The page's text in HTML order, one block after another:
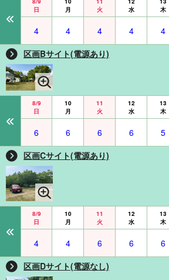
日
月
火
水
木
4 4 4 4 4
区画Bサイト(電源あり)
8/9
日
10
月
11
火
12
水
13
木
6 6 6 6 5
区画Cサイト(電源あり)
8/9
日
10
月
11
火
12
水
13
木
4 4 6 6 6
区画Dサイト(電源なし)